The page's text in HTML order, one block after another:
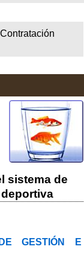
Contratación
sistema de
GESTIÓN E